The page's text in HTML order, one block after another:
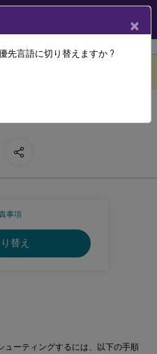
7 2511
事項
替え
ューティングするには、以下の手順
ング
×
先言語に切り替えますか ?